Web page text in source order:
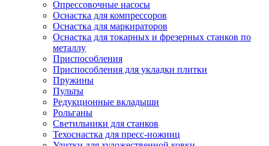
Опрессовочные насосы
Оснастка для компрессоров
Оснастка для маркираторов
Оснастка для токарных и фрезерных станков по
металлу
Приспособления
Приспособления для укладки плитки
Пружины
Пульты
Редукционные вкладыши
Рольганы
Светильники для станков
Техоснастка для пресс-ножниц